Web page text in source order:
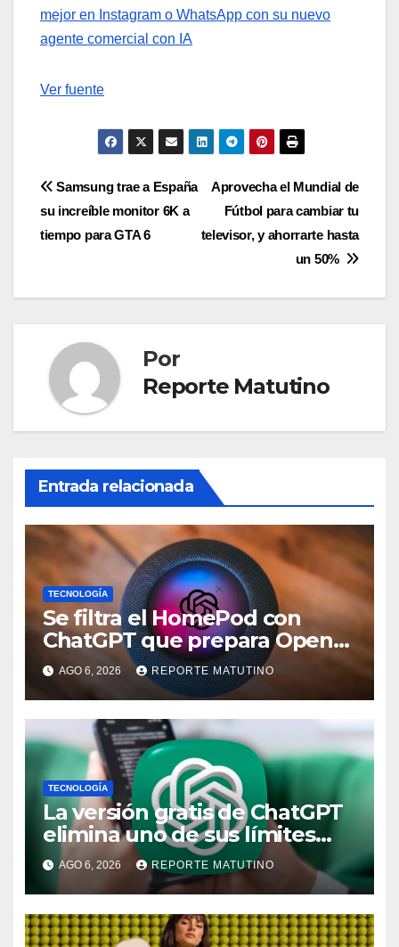
mejor en Instagram o WhatsApp con su nuevo
agente comercial con IA
Ver fuente
Navegación
de
Aprovecha el Mundial de
Fútbol para cambiar tu
televisor, y ahorrarte hasta
un 50%
Samsung trae a España
su increíble monitor 6K a
tiempo para GTA 6
Por
Reporte Matutino
Entrada relacionada
TECNOLOGÍA
Se filtra el HomePod con
ChatGPT que prepara OpenAI
y su diseño es una locura
AGO 6, 2026 REPORTE MATUTINO
TECNOLOGÍA
La versión gratis de ChatGPT
elimina uno de sus límites
más pedidos y ahora es más
útil
AGO 6, 2026 REPORTE MATUTINO